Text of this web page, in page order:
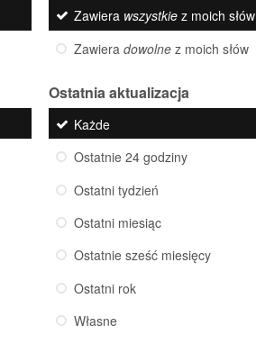
Zawiera wszystkiez moich słów
Zawiera dowolnez moich słów
Ostatnia aktualizacja
Każde
Ostatnie 24 godziny
Ostatni tydzień
Ostatni miesiąc
Ostatnie sześć miesięcy
Ostatni rok
Własne